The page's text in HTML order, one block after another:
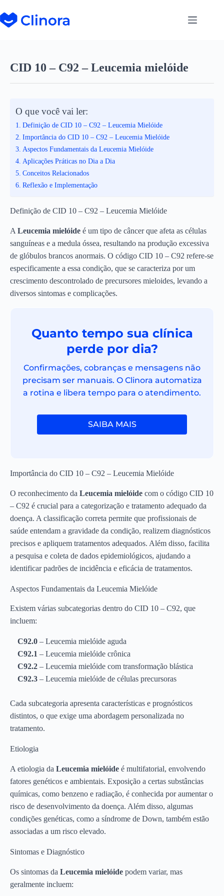
CID 10 – C92 – Leucemia mielóide
O que você vai ler:
Definição de CID 10 – C92 – Leucemia Mielóide
Importância do CID 10 – C92 – Leucemia Mielóide
Aspectos Fundamentais da Leucemia Mielóide
Aplicações Práticas no Dia a Dia
Conceitos Relacionados
Reflexão e Implementação
Definição de CID 10 – C92 – Leucemia Mielóide
A Leucemia mielóide é um tipo de câncer que afeta as células
sanguíneas e a medula óssea, resultando na produção excessiva
de glóbulos brancos anormais. O código CID 10 – C92 refere-se
especificamente a essa condição, que se caracteriza por um
crescimento descontrolado de precursores mieloides, levando a
diversos sintomas e complicações.
Quanto tempo sua clínica
perde por dia?
Confirmações, cobranças e mensagens não
precisam ser manuais. O Clinora automatiza
a rotina e libera tempo para o atendimento.
SAIBA MAIS
Importância do CID 10 – C92 – Leucemia Mielóide
O reconhecimento da Leucemia mielóide com o código CID 10
– C92 é crucial para a categorização e tratamento adequado da
doença. A classificação correta permite que profissionais de
saúde entendam a gravidade da condição, realizem diagnósticos
precisos e apliquem tratamentos adequados. Além disso, facilita
a pesquisa e coleta de dados epidemiológicos, ajudando a
identificar padrões de incidência e eficácia de tratamentos.
Aspectos Fundamentais da Leucemia Mielóide
Existem várias subcategorias dentro do CID 10 – C92, que
incluem:
C92.0 – Leucemia mielóide aguda
C92.1 – Leucemia mielóide crônica
C92.2 – Leucemia mielóide com transformação blástica
C92.3 – Leucemia mielóide de células precursoras
Cada subcategoria apresenta características e prognósticos
distintos, o que exige uma abordagem personalizada no
tratamento.
Etiologia
A etiologia da Leucemia mielóide é multifatorial, envolvendo
fatores genéticos e ambientais. Exposição a certas substâncias
químicas, como benzeno e radiação, é conhecida por aumentar o
risco de desenvolvimento da doença. Além disso, algumas
condições genéticas, como a síndrome de Down, também estão
associadas a um risco elevado.
Sintomas e Diagnóstico
Os sintomas da Leucemia mielóide podem variar, mas
geralmente incluem: